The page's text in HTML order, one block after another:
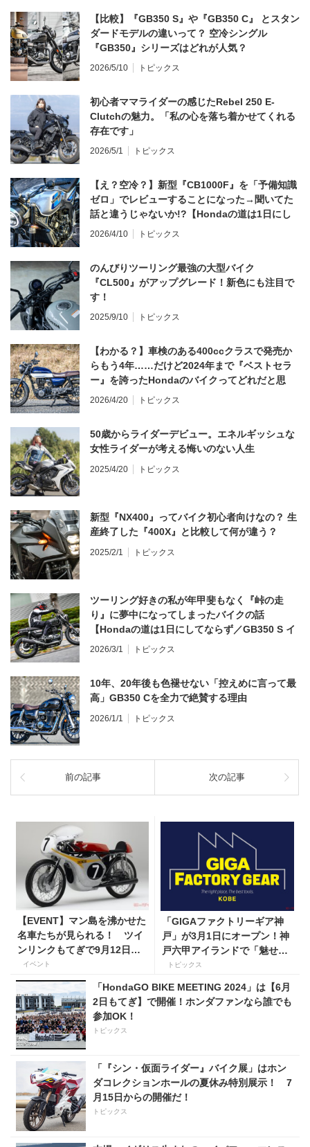
【比較】『GB350 S』や『GB350 C』 とスタン
ダードモデルの違いって？ 空冷シングル
『GB350』シリーズはどれが人気？
2026/5/10 トピックス
初心者ママライダーの感じたRebel 250 E-
Clutchの魅力。「私の心を落ち着かせてくれる
存在です」
2026/5/1 トピックス
【え？空冷？】新型『CB1000F』を「予備知識
ゼロ」でレビューすることになった→聞いてた
話と違うじゃないか!?【Hondaの道は1日にし
てならず／CB1000F ①第一印象 編】
2026/4/10 トピックス
のんびりツーリング最強の大型バイク
『CL500』がアップグレード！新色にも注目で
す！
2025/9/10 トピックス
【わかる？】車検のある400ccクラスで発売か
らもう4年……だけど2024年まで『ベストセラ
ー』を誇ったHondaのバイクってどれだと思
う？
2026/4/20 トピックス
50歳からライダーデビュー。エネルギッシュな
女性ライダーが考える悔いのない人生
2025/4/20 トピックス
新型『NX400』ってバイク初心者向けなの？ 生
産終了した『400X』と比較して何が違う？
2025/2/1 トピックス
ツーリング好きの私が年甲斐もなく『峠の走
り』に夢中になってしまったバイクの話
【Hondaの道は1日にしてならず／GB350 S イ
ンプレ・レビュー 前編】
2026/3/1 トピックス
10年、20年後も色褪せない「控えめに言って最
高」GB350 Cを全力で絶賛する理由
2026/1/1 トピックス
前の記事 次の記事
【EVENT】マン島を沸かせた
名車たちが見られる！ ツイ
ンリンクもてぎで9月12日よ
り展示開始!!
イベント
「GIGAファクトリーギア神
戸」が3月1日にオープン！神
戸六甲アイランドで「魅せる
ワークスタイル」を提案！
トピックス
「HondaGO BIKE MEETING 2024」は【6月
2日もてぎ】で開催！ホンダファンなら誰でも
参加OK！
トピックス
「『シン・仮面ライダー』バイク展」はホン
ダコレクションホールの夏休み特別展示！ 7
月15日からの開催だ！
トピックス